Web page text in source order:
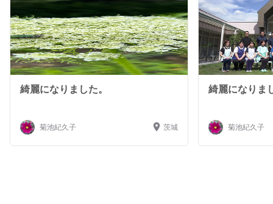
綺麗になりました。
菊池紀久子 茨城
綺麗になりま
菊池紀久子